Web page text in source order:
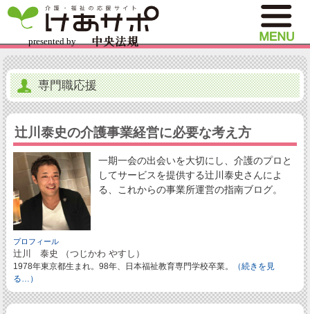
専門職応援
辻川泰史の介護事業経営に必要な考え方
一期一会の出会いを大切にし、介護のプロと
してサービスを提供する辻川泰史さんによ
る、これからの事業所運営の指南ブログ。
プロフィール
辻川 泰史 （つじかわ やすし）
1978年東京都生まれ。98年、日本福祉教育専門学校卒業。
（続きを見
る…）